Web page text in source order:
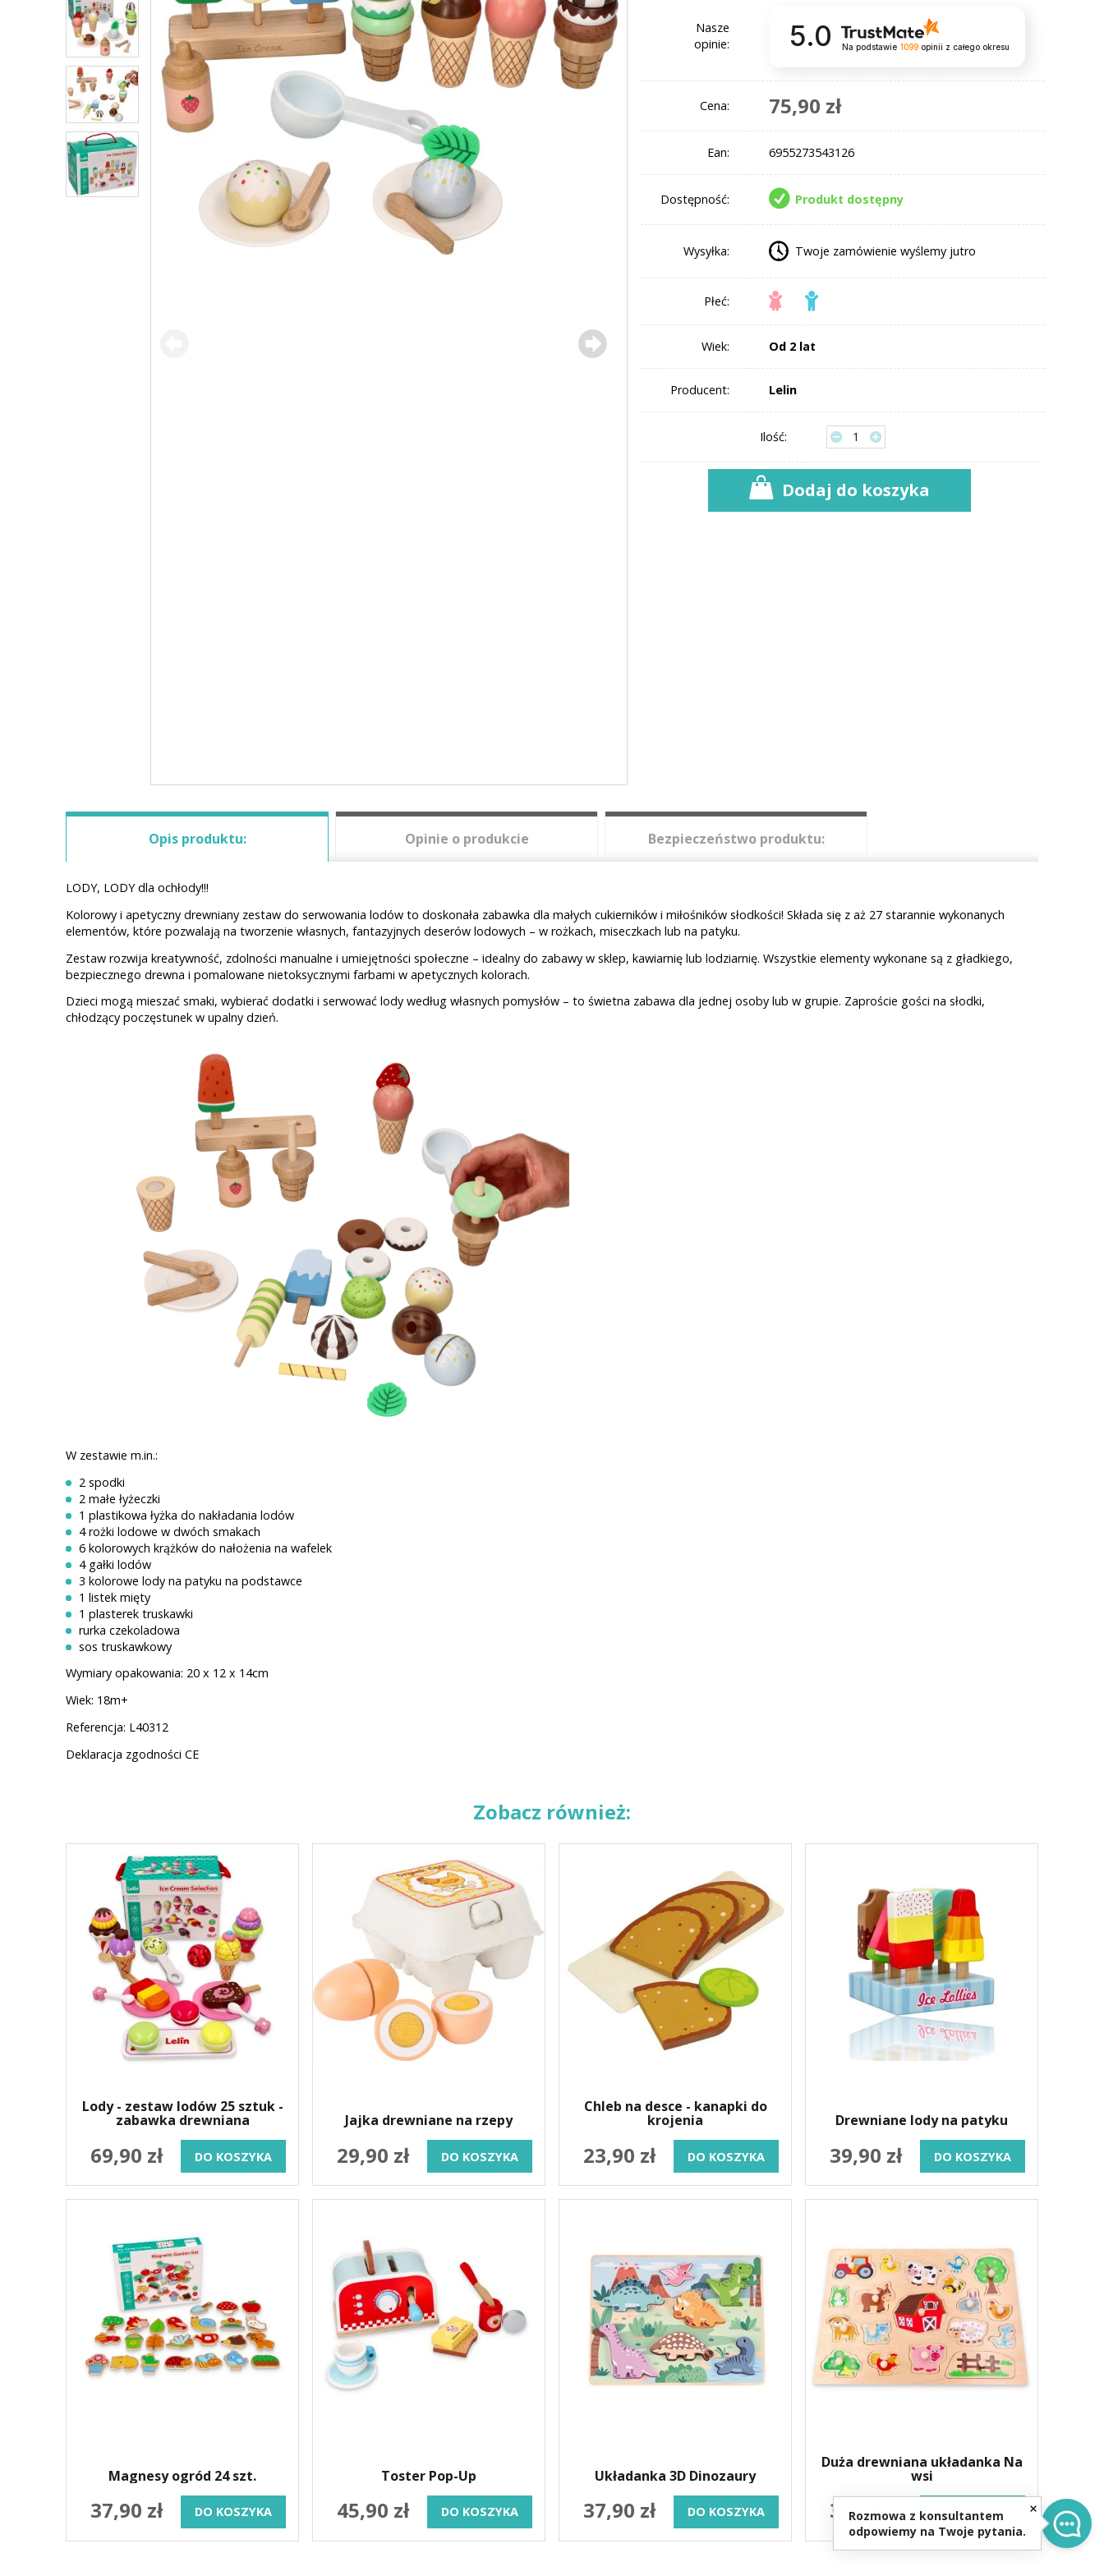
Nasze
opinie:
5.0 Na podstawie 1099opinii z całego okresu
Cena: 75,90 zł
Ean: 6955273543126
Dostępność: Produkt dostępny
Wysyłka: Twoje zamówienie wyślemy jutro
Płeć:
Wiek: Od 2 lat
Producent: Lelin
Ilość:
Dodaj do koszyka
Opis produktu: Opinie o produkcie Bezpieczeństwo produktu:
LODY, LODY dla ochłody!!!
Kolorowy i apetyczny drewniany zestaw do serwowania lodów to doskonała zabawka dla małych cukierników i miłośników słodkości! Składa się z aż 27 starannie wykonanych
elementów, które pozwalają na tworzenie własnych, fantazyjnych deserów lodowych – w rożkach, miseczkach lub na patyku.
Zestaw rozwija kreatywność, zdolności manualne i umiejętności społeczne – idealny do zabawy w sklep, kawiarnię lub lodziarnię. Wszystkie elementy wykonane są z gładkiego,
bezpiecznego drewna i pomalowane nietoksycznymi farbami w apetycznych kolorach.
Dzieci mogą mieszać smaki, wybierać dodatki i serwować lody według własnych pomysłów – to świetna zabawa dla jednej osoby lub w grupie. Zaproście gości na słodki,
chłodzący poczęstunek w upalny dzień.
W zestawie m.in.:
2 spodki
2 małe łyżeczki
1 plastikowa łyżka do nakładania lodów
4 rożki lodowe w dwóch smakach
6 kolorowych krążków do nałożenia na wafelek
4 gałki lodów
3 kolorowe lody na patyku na podstawce
1 listek mięty
1 plasterek truskawki
rurka czekoladowa
sos truskawkowy
Wymiary opakowania: 20 x 12 x 14cm
Wiek: 18m+
Referencja: L40312
Deklaracja zgodności CE
Zobacz również:
Lody - zestaw lodów 25 sztuk -
zabawka drewniana
69,90 zł DO KOSZYKA
Jajka drewniane na rzepy
29,90 zł DO KOSZYKA
Chleb na desce - kanapki do
krojenia
23,90 zł DO KOSZYKA
Drewniane lody na patyku
39,90 zł DO KOSZYKA
Magnesy ogród 24 szt.
37,90 zł DO KOSZYKA
Toster Pop-Up
45,90 zł DO KOSZYKA
Układanka 3D Dinozaury
37,90 zł DO KOSZYKA
Duża drewniana układanka Na
wsi
36,90 zł DO KOSZYKA
Rozmowa z konsultantem
odpowiemy na Twoje pytania.